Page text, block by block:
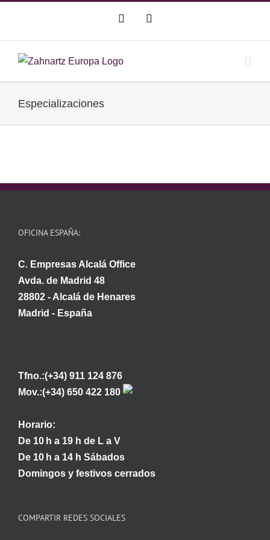
contenido
WhatsAppCorreo
Especializaciones
OFICINA ESPAÑA:
C. Empresas Alcalá Office
Avda. de Madrid 48
28802 - Alcalá de Henares
Madrid - España
Tfno.:(+34) 911 124 876
Mov.:(+34) 650 422 180
Horario:
De 10 h a 19 h de L a V
De 10 h a 14 h Sábados
Domingos y festivos cerrados
COMPARTIR REDES SOCIALES